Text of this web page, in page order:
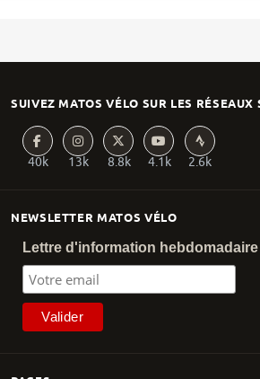
NEWSLETTER MATOS VÉLO
Lettre d'information hebdomadaire
SUIVEZ MATOS VÉLO SUR LES RÉSEAUX
40k 13k 8.8k 4.1k 2.6k